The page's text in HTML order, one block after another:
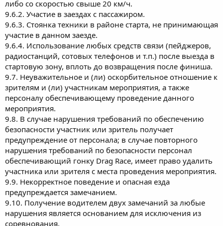
либо со скоростью свыше 20 км/ч.
9.6.2. Участие в заездах с пассажиром.
9.6.3. Стоянка техники в районе старта, не принимающая
участие в данном заезде.
9.6.4. Использование любых средств связи (пейджеров,
радиостанций, сотовых телефонов и т.п.) после выезда в
стартовую зону, вплоть до возвращения после финиша.
9.7. Неуважительное и (ли) оскорбительное отношение к
зрителям и (ли) участникам мероприятия, а также
персоналу обеспечивающему проведение данного
мероприятия.
9.8. В случае нарушения требований по обеспечению
безопасности участник или зритель получает
предупреждение от персонала; в случае повторного
нарушения требований по безопасности персонал
обеспечивающий гонку Drag Race, имеет право удалить
участника или зрителя с места проведения мероприятия.
9.9. Некорректное поведение и опасная езда
предупреждается замечанием.
9.10. Получение водителем двух замечаний за любые
нарушения является основанием для исключения из
соревнования.